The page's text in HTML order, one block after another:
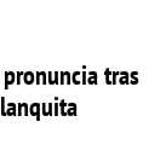
tras